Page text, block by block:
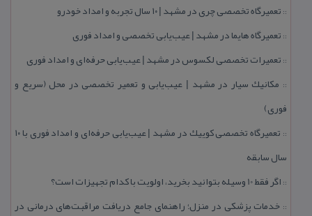
:: تعمیرگاه تخصصی چری در مشهد | ۱۰ سال تجربه و امداد خودرو
:: تعمیرگاه هایما در مشهد | عیب‌یابی تخصصی و امداد فوری
:: تعمیرات تخصصی لكسوس در مشهد | عیب‌یابی حرفه‌ای و امداد فوری
:: مكانیك سیار در مشهد | عیب‌یابی و تعمیر تخصصی در محل (سریع و
فوری)
::
تعمیرگاه تخصصی كوییك در مشهد | عیب‌یابی حرفه‌ای و امداد فوری با ۱۰
سال سابقه
:: اگر فقط 10 وسیله بتوانید بخرید، اولویت با كدام تجهیزات است؟
:: خدمات پزشكی در منزل؛ راهنمای جامع دریافت مراقبت‌های درمانی در